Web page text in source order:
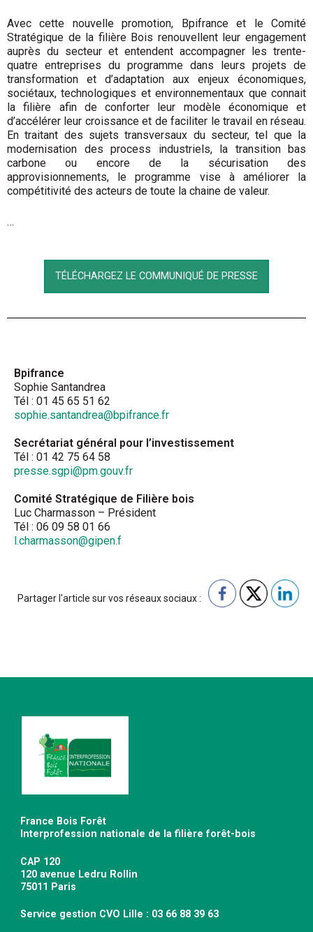
Avec cette nouvelle promotion, Bpifrance et le Comité
Stratégique de la filière Bois renouvellent leur engagement
auprès du secteur et entendent accompagner les trente-
quatre entreprises du programme dans leurs projets de
transformation et d’adaptation aux enjeux économiques,
sociétaux, technologiques et environnementaux que connait
la filière afin de conforter leur modèle économique et
d’accélérer leur croissance et de faciliter le travail en réseau.
En traitant des sujets transversaux du secteur, tel que la
modernisation des process industriels, la transition bas
carbone ou encore de la sécurisation des
approvisionnements, le programme vise à améliorer la
compétitivité des acteurs de toute la chaine de valeur.
…
TÉLÉCHARGEZ LE COMMUNIQUÉ DE PRESSE
Bpifrance
Sophie Santandrea
Tél : 01 45 65 51 62
sophie.santandrea@bpifrance.fr
Secrétariat général pour l’investissement
Tél : 01 42 75 64 58
presse.sgpi@pm.gouv.fr
Comité Stratégique de Filière bois
Luc Charmasson – Président
Tél : 06 09 58 01 66
l.charmasson@gipen.f
Partager l'article sur vos réseaux sociaux :
France Bois Forêt
Interprofession nationale de la filière forêt-bois
CAP 120
120 avenue Ledru Rollin
75011 Paris
Service gestion CVO Lille : 03 66 88 39 63